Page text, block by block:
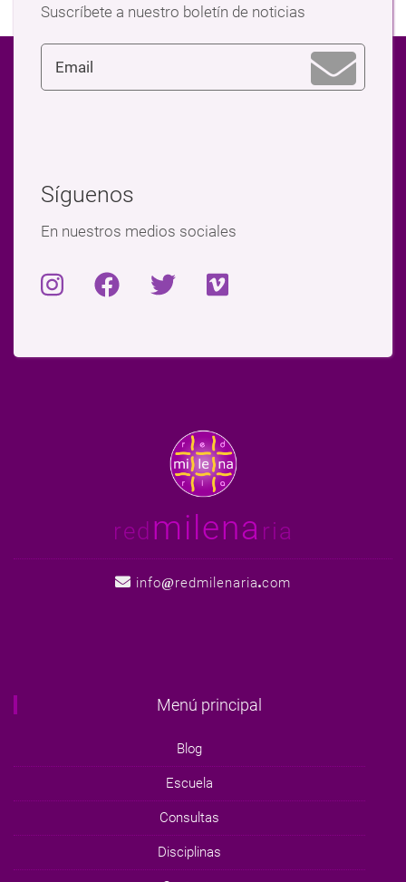
Suscríbete a nuestro boletín de noticias
Síguenos
En nuestros medios sociales
red milena ria
info redmilenaria com
Menú principal
Blog
Escuela
Consultas
Disciplinas